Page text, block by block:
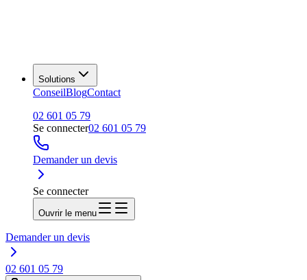
Solutions
ConseilBlogContact
02 601 05 79
Se connecter02 601 05 79
Demander un devis
Se connecter
Ouvrir le menu
Demander un devis
02 601 05 79